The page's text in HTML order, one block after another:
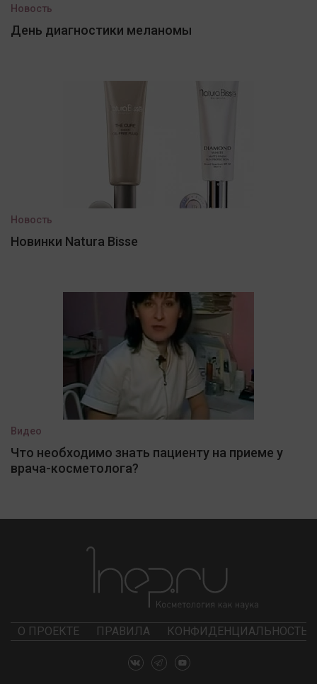
Новость
День диагностики меланомы
Новость
Новинки Natura Bisse
Видео
Что необходимо знать пациенту на приеме у
врача-косметолога?
О ПРОЕКТЕ ПРАВИЛА КОНФИДЕНЦИАЛЬНОСТЬ